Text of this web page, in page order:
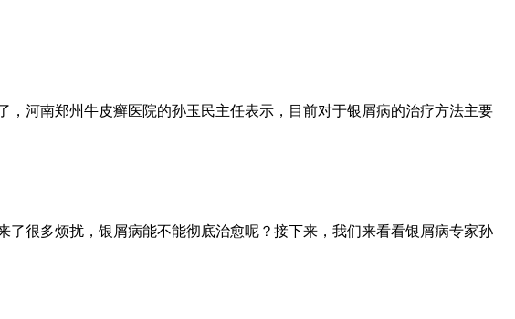
河南郑州牛皮癣医院的孙玉民主任表示，目前对于银屑病的治疗方法主要
很多烦扰，银屑病能不能彻底治愈呢？接下来，我们来看看银屑病专家孙